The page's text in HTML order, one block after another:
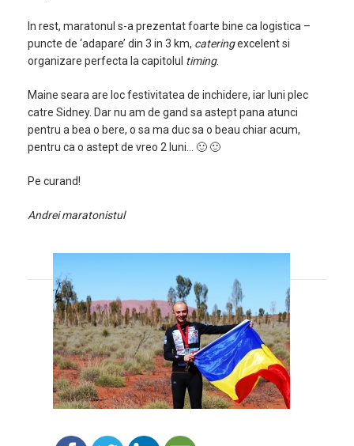
In rest, maratonul s-a prezentat foarte bine ca logistica –
puncte de ‘adapare’ din 3 in 3 km, cateringexcelent si
organizare perfecta la capitolul timing.
Maine seara are loc festivitatea de inchidere, iar luni plec
catre Sidney. Dar nu am de gand sa astept pana atunci
pentru a bea o bere, o sa ma duc sa o beau chiar acum,
pentru ca o astept de vreo 2 luni… 🙂 🙂
Pe curand!
Andrei maratonistul